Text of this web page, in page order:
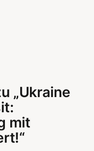
„Ukraine
mit